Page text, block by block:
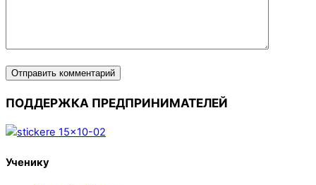
ПОДДЕРЖКА ПРЕДПРИНИМАТЕЛЕЙ
Ученику